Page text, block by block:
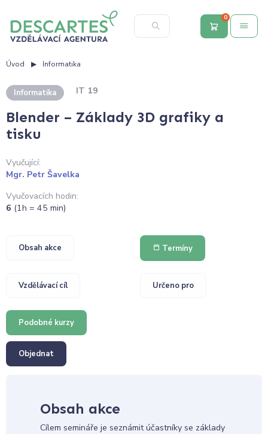
0
Úvod Informatika
Informatika IT 19
Blender – Základy 3D grafiky a
tisku
Vyučující:
Mgr. Petr Šavelka
Vyučovacích hodin:
6 (1h = 45 min)
Obsah akce Termíny
Vzdělávací cíl Určeno pro
Podobné kurzy
Objednat
Obsah akce
Cílem semináře je seznámit účastníky se základy